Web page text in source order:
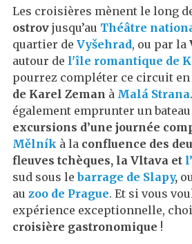
Les croisières mènent le long
ostrov jusqu’au Théâtre
quartier de Vyšehrad, ou par la
autour de l'île romantique de
pourrez compléter ce circuit
de Karel Zeman à Malá Strana
également emprunter un
excursions d’une journée
Mělník à la confluence des
fleuves tchèques, la Vltava et
sud sous lebarrage de Slapy,
au zoo de Prague. Et si vous
expérience exceptionnelle,
croisière gastronomique !